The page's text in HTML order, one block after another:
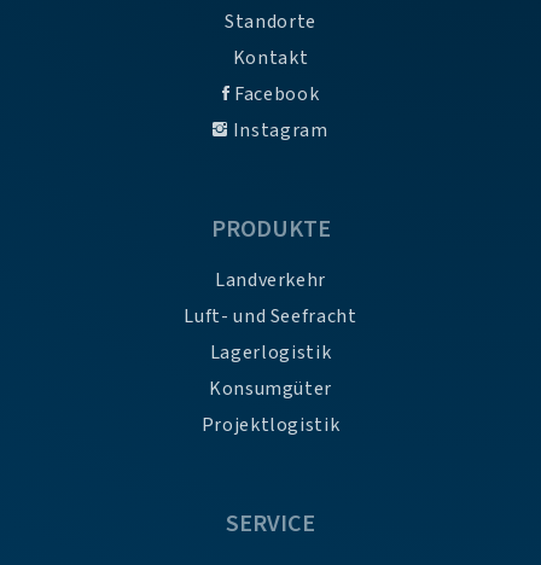
Standorte
Kontakt
Facebook
Instagram
PRODUKTE
Landverkehr
Luft- und Seefracht
Lagerlogistik
Konsumgüter
Projektlogistik
SERVICE